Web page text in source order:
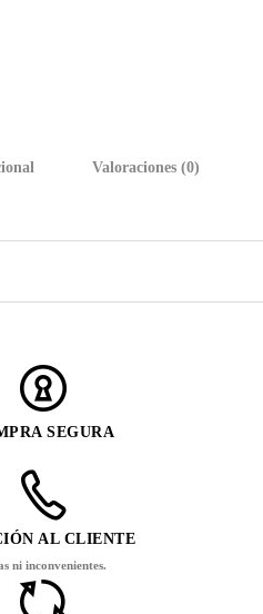
Valoraciones (0)
SEGURA
AL CLIENTE
ni inconvenientes.